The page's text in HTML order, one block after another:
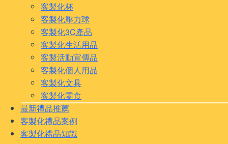
客製化杯
客製化壓力球
客製化3C產品
客製化生活用品
客製活動宣傳品
客製化個人用品
客製化文具
客製化零食
最新禮品推薦
客製化禮品案例
客製化禮品知識